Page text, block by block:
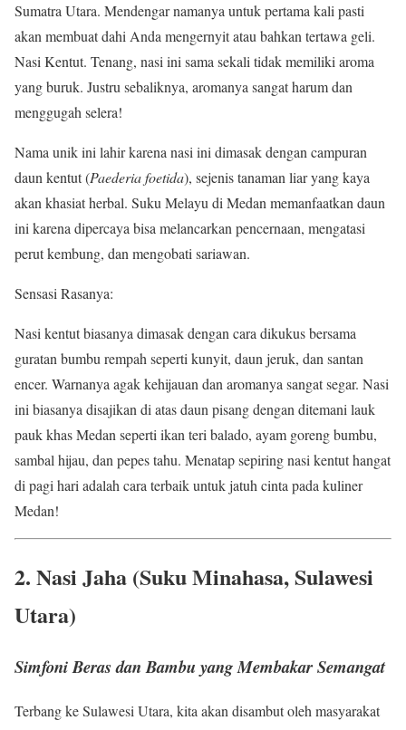
Sumatra Utara. Mendengar namanya untuk pertama kali pasti
akan membuat dahi Anda mengernyit atau bahkan tertawa geli.
Nasi Kentut. Tenang, nasi ini sama sekali tidak memiliki aroma
yang buruk. Justru sebaliknya, aromanya sangat harum dan
menggugah selera!
Nama unik ini lahir karena nasi ini dimasak dengan campuran
daun kentut (Paederia foetida), sejenis tanaman liar yang kaya
akan khasiat herbal. Suku Melayu di Medan memanfaatkan daun
ini karena dipercaya bisa melancarkan pencernaan, mengatasi
perut kembung, dan mengobati sariawan.
Sensasi Rasanya:
Nasi kentut biasanya dimasak dengan cara dikukus bersama
guratan bumbu rempah seperti kunyit, daun jeruk, dan santan
encer. Warnanya agak kehijauan dan aromanya sangat segar. Nasi
ini biasanya disajikan di atas daun pisang dengan ditemani lauk
pauk khas Medan seperti ikan teri balado, ayam goreng bumbu,
sambal hijau, dan pepes tahu. Menatap sepiring nasi kentut hangat
di pagi hari adalah cara terbaik untuk jatuh cinta pada kuliner
Medan!
2. Nasi Jaha (Suku Minahasa, Sulawesi
Utara)
Simfoni Beras dan Bambu yang Membakar Semangat
Terbang ke Sulawesi Utara, kita akan disambut oleh masyarakat